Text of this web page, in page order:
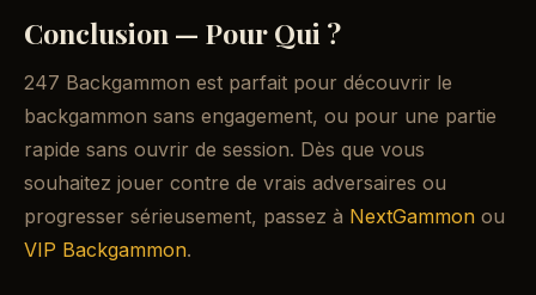
Conclusion — Pour Qui ?
247 Backgammon est parfait pour découvrir le
backgammon sans engagement, ou pour une partie
rapide sans ouvrir de session. Dès que vous
souhaitez jouer contre de vrais adversaires ou
progresser sérieusement, passez à NextGammon ou
VIP Backgammon.